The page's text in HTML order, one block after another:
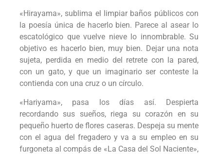
«Hirayama», sublima el limpiar baños públicos con
la poesía única de hacerlo bien. Parece al asear lo
escatológico que vuelve nieve lo innombrable. Su
objetivo es hacerlo bien, muy bien. Dejar una nota
sujeta, perdida en medio del retrete con la pared,
con un gato, y que un imaginario ser conteste la
contienda con una cruz o un círculo.
«Hariyama», pasa los días así. Despierta
recordando sus sueños, riega su corazón en su
pequeño huerto de flores caseras. Despeja su mente
con el agua del fregadero y va a su empleo en su
furgoneta al compás de «La Casa del Sol Naciente»,